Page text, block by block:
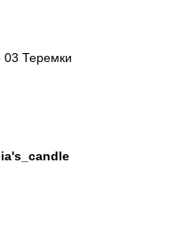
03 Теремки